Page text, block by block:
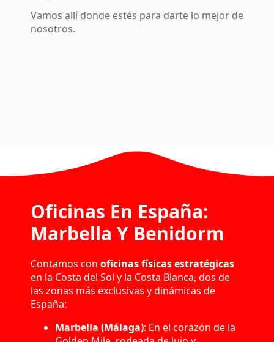
Vamos allí donde estés para darte lo mejor de
nosotros.
Oficinas En España:
Marbella Y Benidorm
Contamos con oficinas físicas estratégicas
en la Costa del Sol y la Costa Blanca, dos de
las zonas más exclusivas y dinámicas de
España:
Marbella (Málaga): En el corazón de la